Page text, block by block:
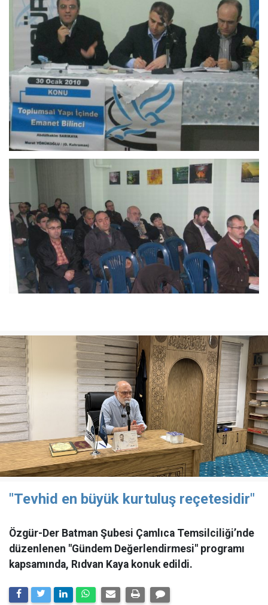
"Tevhid en büyük kurtuluş reçetesidir"
Özgür-Der Batman Şubesi Çamlıca Temsilciliği’nde
düzenlenen "Gündem Değerlendirmesi" programı
kapsamında, Rıdvan Kaya konuk edildi.